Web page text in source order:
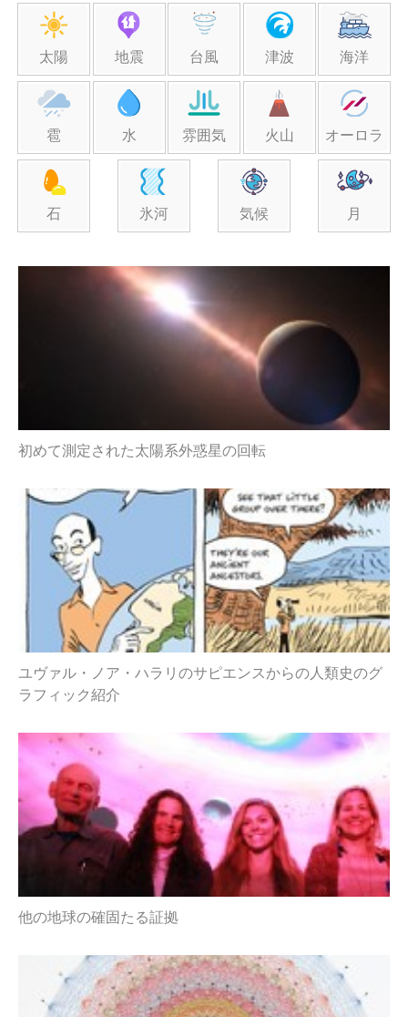
太陽 地震 台風 津波 海洋
雹 水 雰囲気 火山 オーロラ
石 氷河 気候 月
初めて測定された太陽系外惑星の回転
ユヴァル・ノア・ハラリのサピエンスからの人類史のグ
ラフィック紹介
他の地球の確固たる証拠